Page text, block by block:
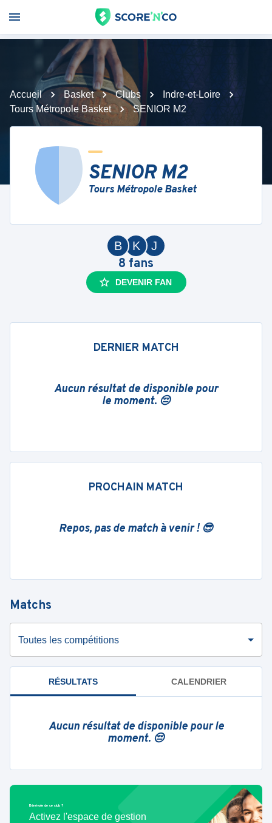
Accueil Basket Clubs
Indre-et-Loire
Tours Métropole Basket
SENIOR M2
SENIOR M2
Tours Métropole Basket
J
K
B
8 fans
DEVENIR FAN
DERNIER MATCH
Aucun résultat de disponible pour
le moment. 😔
PROCHAIN MATCH
Repos, pas de match à venir ! 😎
Matchs
Toutes les compétitions
RÉSULTATS CALENDRIER
Aucun résultat de disponible pour le
moment. 😔
Bénévole de ce club ?
Activez l'espace de gestion